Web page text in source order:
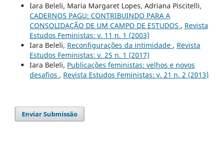
Iara Beleli, Maria Margaret Lopes, Adriana Piscitelli,
CADERNOS PAGU: CONTRIBUINDO PARA A
CONSOLIDAÇÃO DE UM CAMPO DE ESTUDOS , Revista
Estudos Feministas: v. 11 n. 1 (2003)
Iara Beleli, Reconfigurações da intimidade , Revista
Estudos Feministas: v. 25 n. 1 (2017)
Iara Beleli, Publicações feministas: velhos e novos
desafios , Revista Estudos Feministas: v. 21 n. 2 (2013)
Enviar Submissão